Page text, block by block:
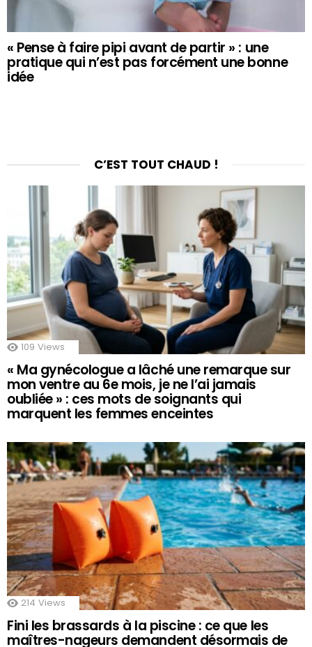
« Pense à faire pipi avant de partir » : une
pratique qui n’est pas forcément une bonne
idée
C’EST TOUT CHAUD !
109 Views
« Ma gynécologue a lâché une remarque sur
mon ventre au 6e mois, je ne l’ai jamais
oubliée » : ces mots de soignants qui
marquent les femmes enceintes
214 Views
Fini les brassards à la piscine : ce que les
maîtres-nageurs demandent désormais de